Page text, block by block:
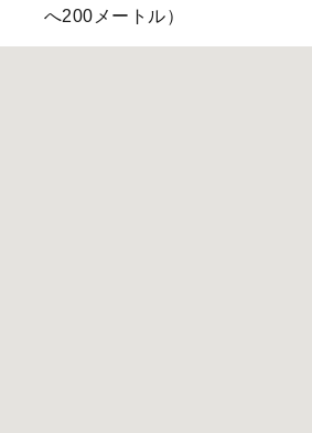
へ200メートル）